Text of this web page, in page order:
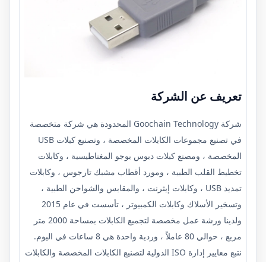
تعريف عن الشركة
شركة Goochain Technology المحدودة هي شركة متخصصة
في تصنيع مجموعات الكابلات المخصصة ، وتصنيع كبلات USB
المخصصة ، ومصنع كبلات دبوس بوجو المغناطيسية ، وكابلات
تخطيط القلب الطبية ، ومورد أقطاب مشبك تارجوس ، وكابلات
تمديد USB ، وكابلات إيثرنت ، والمقابس والشواحن الطبية ،
وتسخير الأسلاك وكابلات الكمبيوتر ، تأسست في عام 2015
ولدينا ورشة عمل مخصصة لتجميع الكابلات بمساحة 2000 متر
مربع ، حوالي 80 عاملاً ، وردية واحدة هي 8 ساعات في اليوم.
نتبع معايير إدارة ISO الدولية لتصنيع الكابلات المخصصة والكابلات